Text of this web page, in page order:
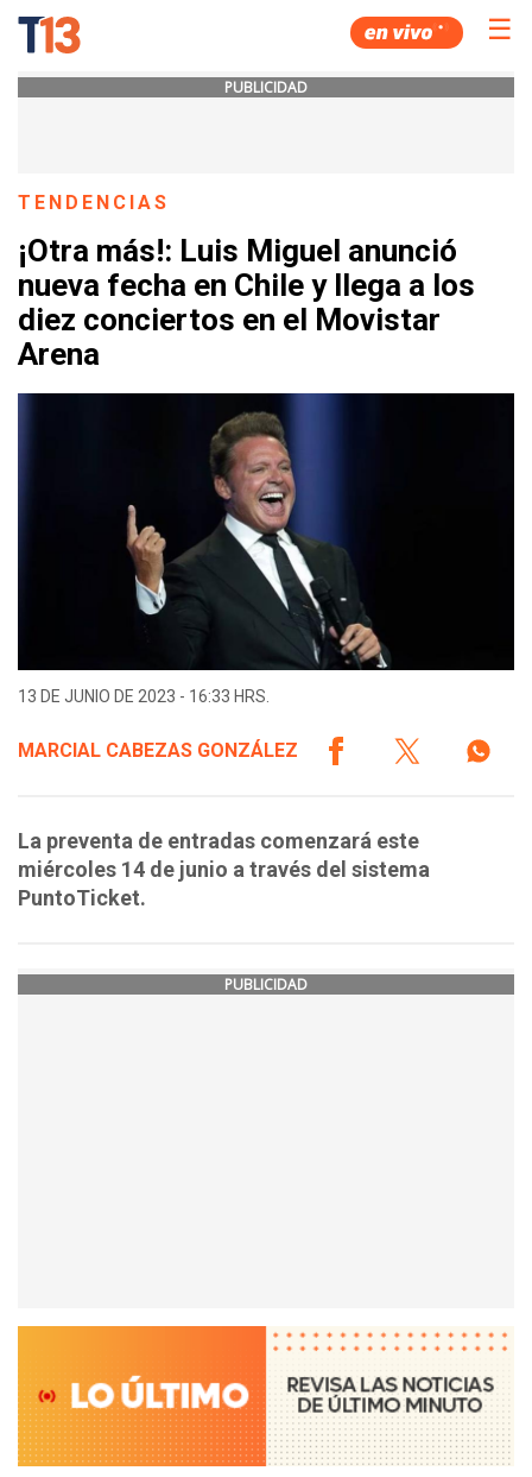
☰
PUBLICIDAD
TENDENCIAS
¡Otra más!: Luis Miguel anunció
nueva fecha en Chile y llega a los
diez conciertos en el Movistar
Arena
13 DE JUNIO DE 2023 - 16:33 HRS.
MARCIAL CABEZAS GONZÁLEZ
La preventa de entradas comenzará este
miércoles 14 de junio a través del sistema
PuntoTicket.
PUBLICIDAD